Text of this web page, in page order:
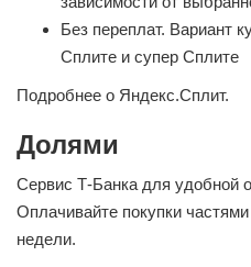
Без переплат. Вариант
Сплите и супер Сплите
Подробнее о Яндекс.Сплит.
Долями
Сервис Т-Банка для удобной
Оплачивайте покупки
недели.